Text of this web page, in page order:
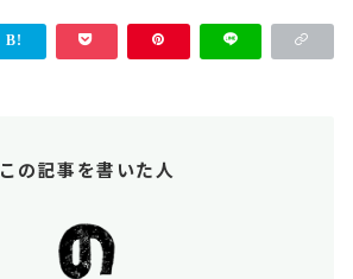
この記事を書いた人